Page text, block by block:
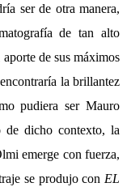
ser de otra manera,
de tan alto
de sus máximos
la brillantez
pudiera ser Mauro
de dicho contexto, la
emerge con fuerza,
se produjo con EL